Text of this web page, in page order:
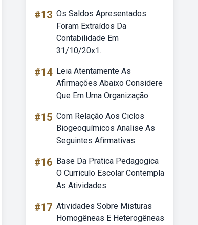
#13 Os Saldos Apresentados
Foram Extraídos Da
Contabilidade Em
31/10/20x1.
#14 Leia Atentamente As
Afirmações Abaixo Considere
Que Em Uma Organização
#15 Com Relação Aos Ciclos
Biogeoquímicos Analise As
Seguintes Afirmativas
#16 Base Da Pratica Pedagogica
O Curriculo Escolar Contempla
As Atividades
#17 Atividades Sobre Misturas
Homogêneas E Heterogêneas